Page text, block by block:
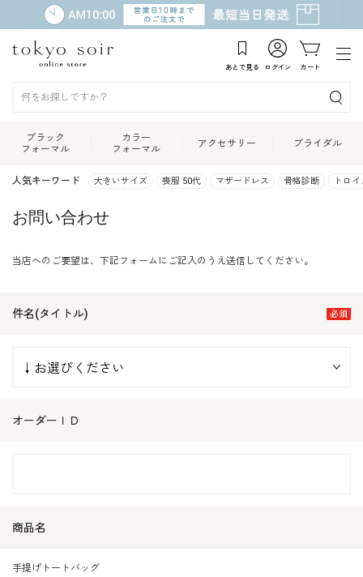
あとで見る ログイン カート
ブラック
フォーマル
カラー
フォーマル
アクセサリー ブライダル
人気キーワード 大きいサイズ 喪服 50代 マザードレス 骨格診断 トロ
お問い合わせ
当店へのご要望は、下記フォームにご記入のうえ送信してください。
件名(タイトル)
オーダーＩＤ
商品名
手提げトートバッグ